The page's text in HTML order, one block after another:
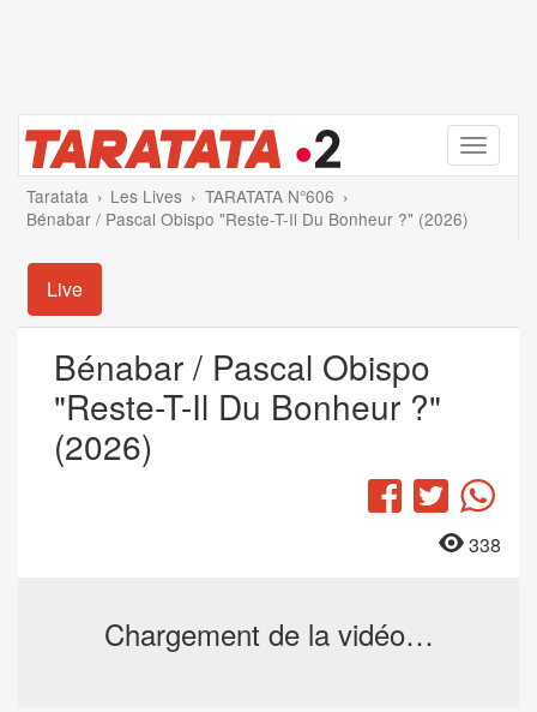
Menu
Taratata Les Lives
TARATATA N°606
Bénabar / Pascal Obispo "Reste-T-Il Du Bonheur ?" (2026)
Live
Bénabar / Pascal Obispo
"Reste-T-Il Du Bonheur ?"
(2026)
Facebook
Twitter
338
Chargement de la vidéo…